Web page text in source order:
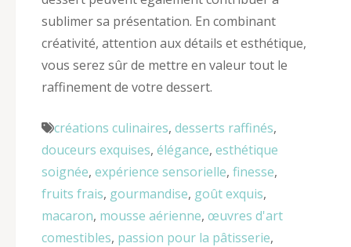
sublimer sa présentation. En combinant
créativité, attention aux détails et esthétique,
vous serez sûr de mettre en valeur tout le
raffinement de votre dessert.
créations culinaires, desserts raffinés,
douceurs exquises, élégance, esthétique
soignée, expérience sensorielle, finesse,
fruits frais, gourmandise, goût exquis,
macaron, mousse aérienne, œuvres d'art
comestibles, passion pour la pâtisserie,